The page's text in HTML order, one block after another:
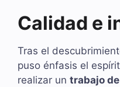
Calidad e
Tras el
puso énfasis el
realizar un trabajo